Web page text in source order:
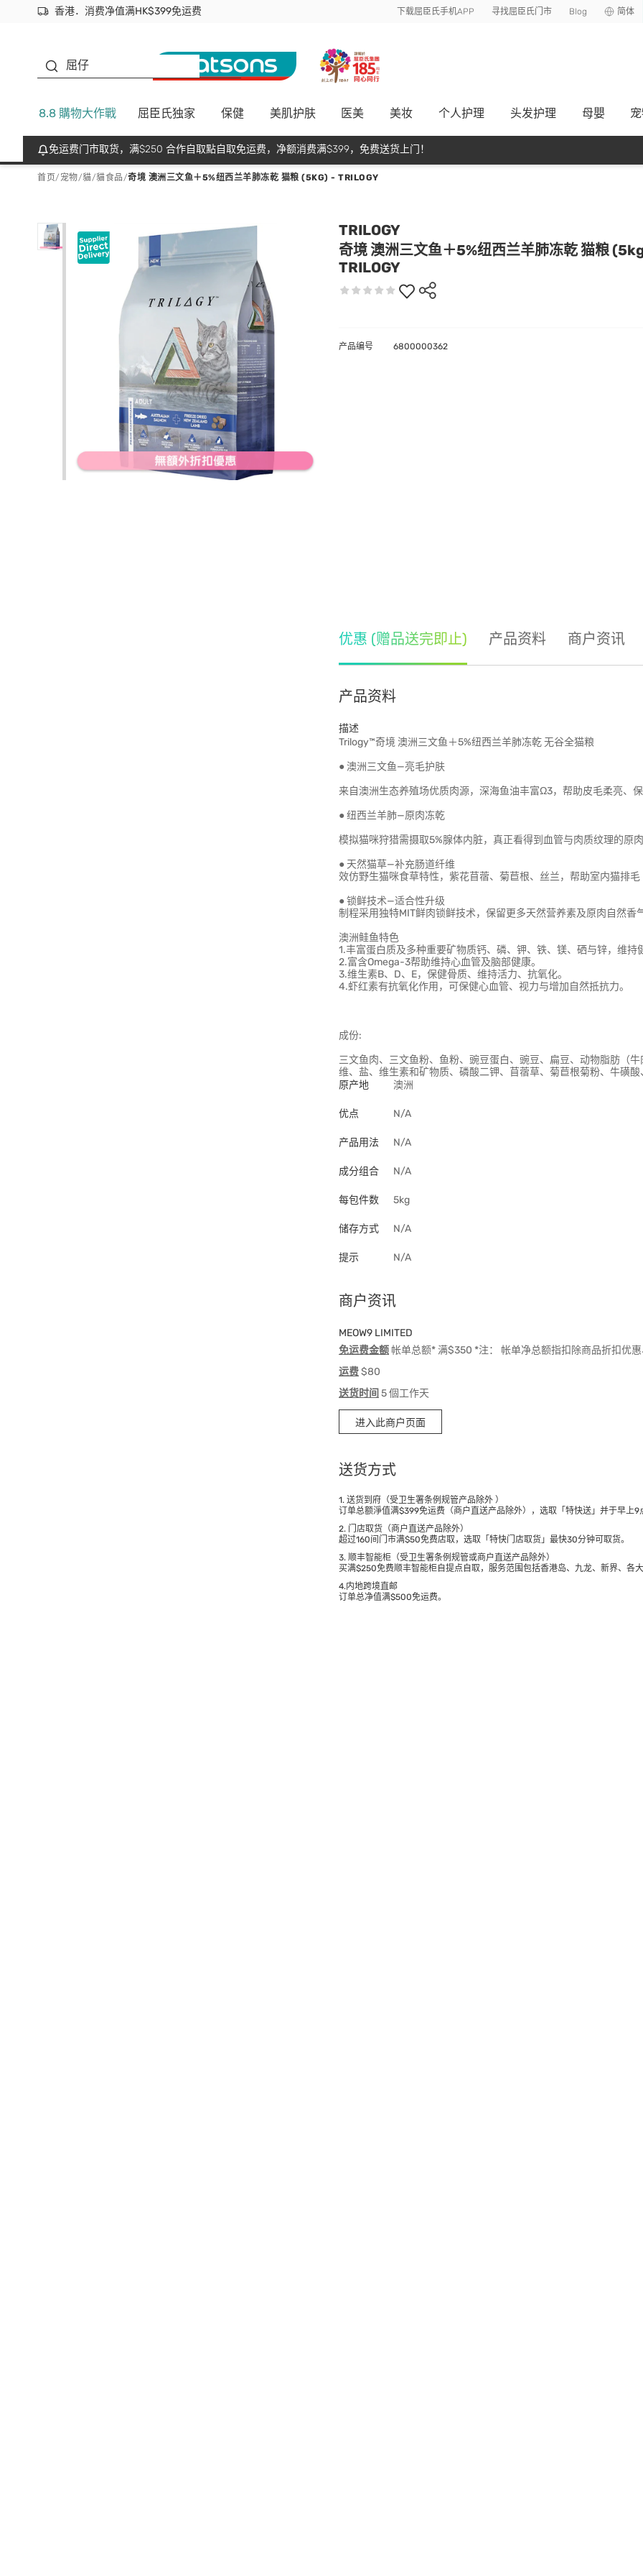
香港．消费净值满HK$399免运费
立即成为易赏钱会员尽享独家优惠
首次APP下单买满$450 输入 NEWAPP 即减$50 下载屈臣氏手机APP 寻找屈臣氏门市 Blog 简体
屈仔
8.8 購物大作戰 屈臣氏独家 保健 美肌护肤 医美 美妆 个人护理 头发护理 母嬰
免运费门市取货，满$250 合作自取點自取免运费，净额消费满$399，免费送货上门！
首页/ 宠物/貓/貓食品/奇境 澳洲三文鱼＋5%纽西兰羊肺冻乾 猫粮 (5KG) - TRILOGY
TRILOGY
奇境 澳洲三文鱼＋5%纽西兰羊肺冻乾 猫粮
TRILOGY
产品编号 6800000362
优惠 (赠品送完即止) 产品资料 商户资讯
产品资料
描述
Trilogy™奇境 澳洲三文鱼＋5%纽西兰羊肺冻乾 无谷全猫粮
● 澳洲三文鱼—亮毛护肤
来自澳洲生态养殖场优质肉源，深海鱼油丰富Ω3，帮助皮毛柔亮、
● 纽西兰羊肺—原肉冻乾
模拟猫咪狩猎需摄取5%腺体内脏，真正看得到血管与肉质纹理的原
● 天然猫草—补充肠道纤维
效仿野生猫咪食草特性，紫花苜蓿、菊苣根、丝兰，帮助室内猫排毛
● 锁鲜技术—适合性升级
制程采用独特MIT鲜肉锁鲜技术，保留更多天然营养素及原肉自然香
澳洲鲑鱼特色
1.丰富蛋白质及多种重要矿物质钙、磷、钾、铁、镁、硒与锌，维持
2.富含Omega-3帮助维持心血管及脑部健康。
3.维生素B、D、E，保健骨质、维持活力、抗氧化。
4.虾红素有抗氧化作用，可保健心血管、视力与增加自然抵抗力。
成份:
三文鱼肉、三文鱼粉、鱼粉、豌豆蛋白、豌豆、扁豆、动物脂肪（
维、盐、维生素和矿物质、磷酸二钾、苜蓿草、菊苣根菊粉、牛磺
原产地
澳洲
优点 N/A
产品用法 N/A
成分组合 N/A
每包件数 5kg
储存方式 N/A
提示 N/A
商户资讯
MEOW9 LIMITED
免运费金额帐单总额* 满$350 *注： 帐单净总额指扣除商品折扣优惠
运费$80
送货时间 5 個工作天
进入此商户页面
送货方式
1. 送货到府（受卫生署条例规管产品除外 ）
订单总额淨值满$399免运费（商户直送产品除外），选取「特快送」并于早上9
2. 门店取货（商户直送产品除外）
超过160间门市满$50免费店取，选取「特快门店取货」最快30分钟可取货。
3. 顺丰智能柜（受卫生署条例规管或商户直送产品除外）
买满$250免费顺丰智能柜自提点自取，服务范围包括香港岛、九龙、新界、各大
4.内地跨境直邮
订单总净值满$500免运费。